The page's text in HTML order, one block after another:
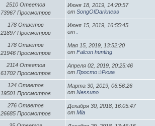
2510 Ответов
73967 Просмотров
Июня 18, 2019, 14:20:57
отSongOfDarkness
178 Ответов
21897 Просмотров
Июня 15, 2019, 16:55:45
от
178 Ответов
21946 Просмотров
Мая 15, 2019, 13:52:20
отFalcon hunting
2114 Ответов
61702 Просмотров
Апреля 02, 2019, 20:25:46
отПросто☆Рюга
124 Ответов
19501 Просмотров
Марта 30, 2019, 06:56:26
отNessuno
276 Ответов
26685 Просмотров
Декабря 30, 2018, 16:05:47
отMia